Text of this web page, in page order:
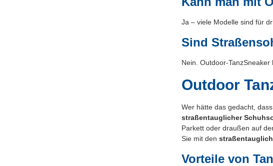
Ja – viele Modelle sind für
Sind
Nein. Outdoor-
Outdoor
Wer hätte das gedacht,
straßentauglicher
Parkett oder draußen auf
Sie mit den
Vorteile von